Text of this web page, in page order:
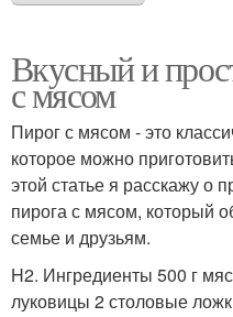
Вкусный и
с мясом
Пирог с мясом - это
которое можно
этой статье я расскажу о
пирога с мясом, который
семье и друзьям.
H2. Ингредиенты 500 г
луковицы 2 столовые